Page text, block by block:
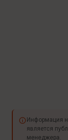
Информация
является
менеджера.